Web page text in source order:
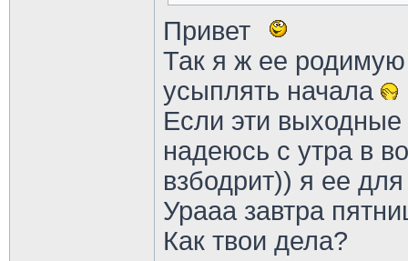
Привет
Так я ж ее
усыплять начала
Если эти
надеюсь с утра в
взбодрит)) я ее
Урааа завтра
Как твои дела?